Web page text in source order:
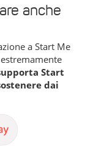
anche
a Start Me
Start
dai